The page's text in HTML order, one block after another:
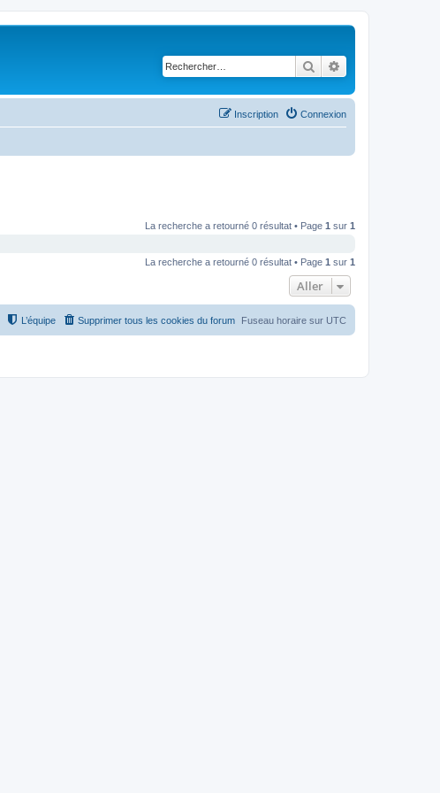
Rechercher
Connexion
Inscription
La recherche a retourné 0 résultat • Page 1 sur 1
La recherche a retourné 0 résultat • Page 1 sur 1
Aller
Fuseau horaire sur UTC
Supprimer tous les cookies du forum
L’équipe